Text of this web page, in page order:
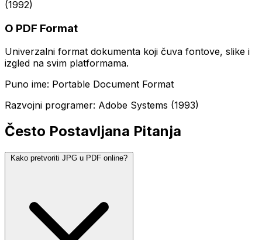
(1992)
O PDF Format
Univerzalni format dokumenta koji čuva fontove, slike i
izgled na svim platformama.
Puno ime: Portable Document Format
Razvojni programer: Adobe Systems (1993)
Često Postavljana Pitanja
Kako pretvoriti JPG u PDF online?